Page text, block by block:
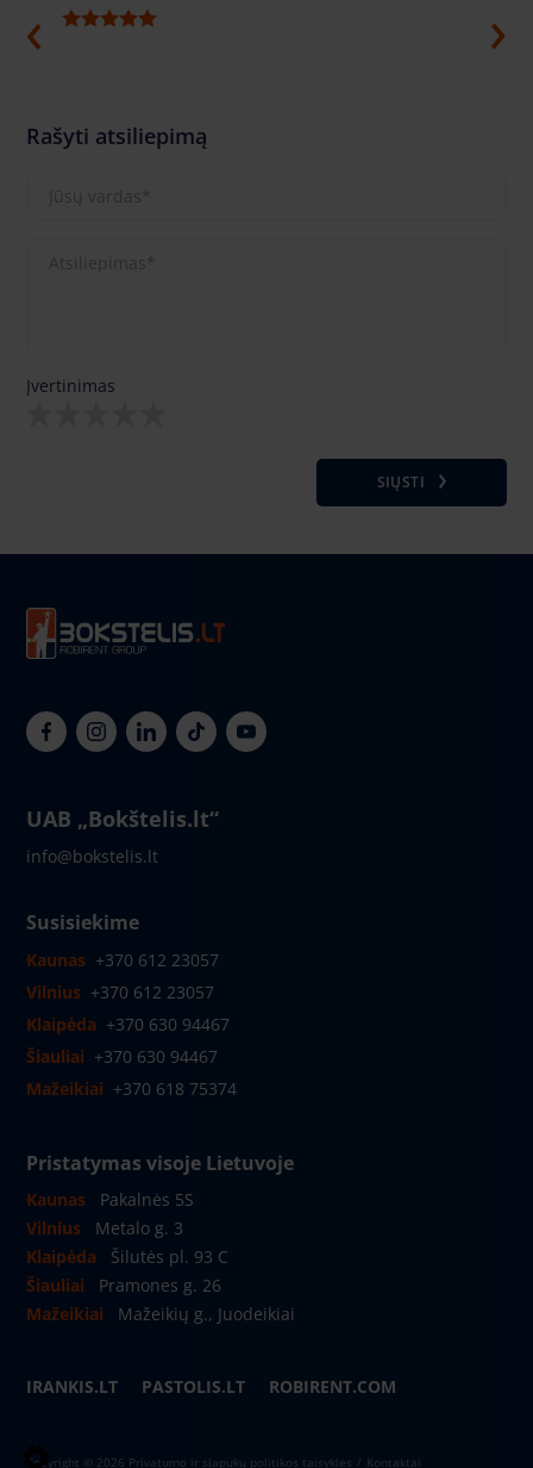
Rašyti atsiliepimą
Įvertinimas
SIŲSTI
UAB „Bokštelis.lt“
info@bokstelis.lt
Susisiekime
Kaunas +370 612 23057
Vilnius +370 612 23057
Klaipėda +370 630 94467
Šiauliai +370 630 94467
Mažeikiai +370 618 75374
Pristatymas visoje Lietuvoje
Kaunas
Pakalnės 5S
Vilnius
Metalo g. 3
Klaipėda
Šilutės pl. 93 C
Šiauliai
Pramones g. 26
Mažeikiai
Mažeikių g., Juodeikiai
IRANKIS.LT PASTOLIS.LT ROBIRENT.COM
Copyright © 2026 Privatumo ir slapukų politikos taisyklės Kontaktai